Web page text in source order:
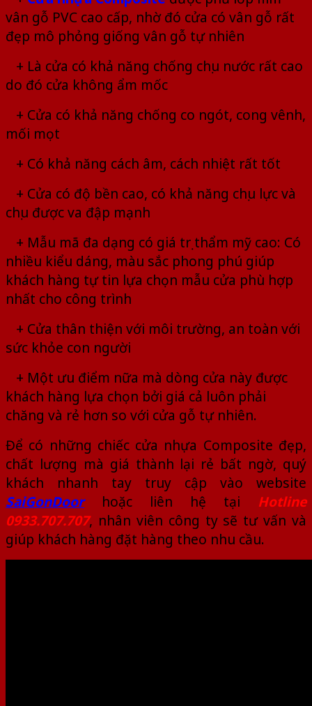
vân gỗ PVC cao cấp, nhờ đó cửa có vân gỗ rất
đẹp mô phỏng giống vân gỗ tự nhiên
+ Là cửa có khả năng chống chịu nước rất cao
do đó cửa không ẩm mốc
+ Cửa có khả năng chống co ngót, cong vênh,
mối mọt
+ Có khả năng cách âm, cách nhiệt rất tốt
+ Cửa có độ bền cao, có khả năng chịu lực và
chịu được va đập mạnh
+ Mẫu mã đa dạng có giá trị thẩm mỹ cao: Có
nhiều kiểu dáng, màu sắc phong phú giúp
khách hàng tự tin lựa chọn mẫu cửa phù hợp
nhất cho công trình
+ Cửa thân thiện với môi trường, an toàn với
sức khỏe con người
+ Một ưu điểm nữa mà dòng cửa này được
khách hàng lựa chọn bởi giá cả luôn phải
chăng và rẻ hơn so với cửa gỗ tự nhiên.
Để có những chiếc cửa nhựa Composite đẹp,
chất lượng mà giá thành lại rẻ bất ngờ, quý
khách nhanh tay truy cập vào website
SaiGonDoorhoặc liên hệ tại Hotline
0933.707.707, nhân viên công ty sẽ tư vấn và
giúp khách hàng đặt hàng theo nhu cầu.